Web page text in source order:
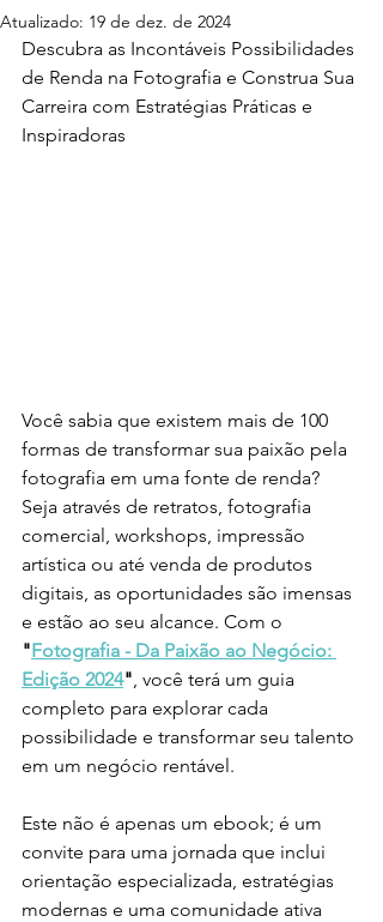
Atualizado: 19 de dez. de 2024
Descubra as Incontáveis Possibilidades
de Renda na Fotografia e Construa Sua
Carreira com Estratégias Práticas e
Inspiradoras
Você sabia que existem mais de 100
formas de transformar sua paixão pela
fotografia em uma fonte de renda?
Seja através de retratos, fotografia
comercial, workshops, impressão
artística ou até venda de produtos
digitais, as oportunidades são imensas
e estão ao seu alcance. Com o
"Fotografia - Da Paixão ao Negócio:
Edição 2024" , você terá um guia
completo para explorar cada
possibilidade e transformar seu talento
em um negócio rentável.
Este não é apenas um ebook; é um
convite para uma jornada que inclui
orientação especializada, estratégias
modernas e uma comunidade ativa